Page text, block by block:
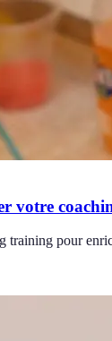
votre
training pour